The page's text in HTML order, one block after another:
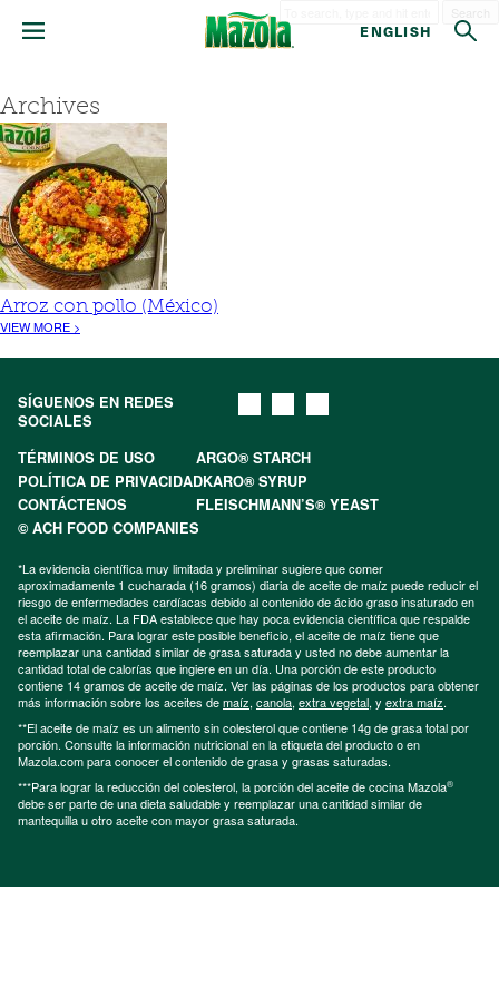
ENGLISH
Archives
Arroz con pollo (México)
VIEW MORE >
SÍGUENOS EN REDES
SOCIALES
TÉRMINOS DE USO
ARGO® STARCH
POLÍTICA DE PRIVACIDADKARO® SYRUP
CONTÁCTENOS
FLEISCHMANN’S® YEAST
© ACH FOOD COMPANIES
*La evidencia científica muy limitada y preliminar sugiere que comer
aproximadamente 1 cucharada (16 gramos) diaria de aceite de maíz puede reducir el
riesgo de enfermedades cardíacas debido al contenido de ácido graso insaturado en
el aceite de maíz. La FDA establece que hay poca evidencia científica que respalde
esta afirmación. Para lograr este posible beneficio, el aceite de maíz tiene que
reemplazar una cantidad similar de grasa saturada y usted no debe aumentar la
cantidad total de calorías que ingiere en un día. Una porción de este producto
contiene 14 gramos de aceite de maíz. Ver las páginas de los productos para obtener
más información sobre los aceites demaíz, canola, extra vegetal, y extra maíz.
**El aceite de maíz es un alimento sin colesterol que contiene 14g de grasa total por
porción. Consulte la información nutricional en la etiqueta del producto o en
Mazola.com para conocer el contenido de grasa y grasas saturadas.
***Para lograr la reducción del colesterol, la porción del aceite de cocina Mazola®
debe ser parte de una dieta saludable y reemplazar una cantidad similar de
mantequilla u otro aceite con mayor grasa saturada.